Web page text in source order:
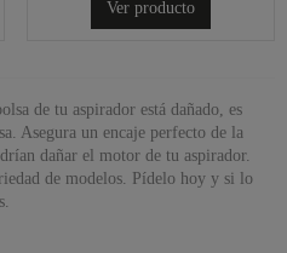
Ver producto
de tu aspirador está dañado, es
Asegura un encaje perfecto de la
dañar el motor de tu aspirador.
de modelos. Pídelo hoy y si lo